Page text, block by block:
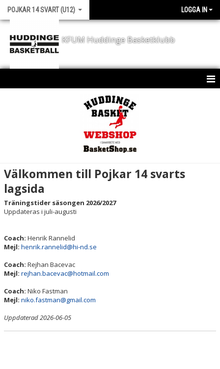
POJKAR 14 SVART (U12) LOGGA IN
KFUM Huddinge Basketklubb
Välkommen till Pojkar 14 svarts
lagsida
Träningstider säsongen 2026/2027
Uppdateras i juli-augusti
Coach: Henrik Rannelid
Mejl: henrik.rannelid@hi-nd.se
Coach: Rejhan Bacevac
Mejl: rejhan.bacevac@hotmail.com
Coach: Niko Fastman
Mejl: niko.fastman@gmail.com
Uppdaterad 2026-06-05